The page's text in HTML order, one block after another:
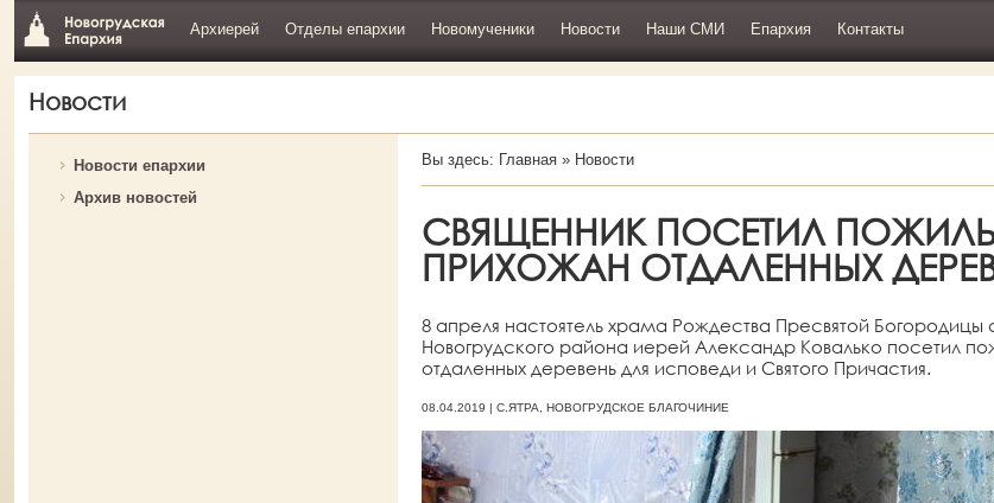
Архиерей Отделы епархии Новомученики Новости Наши СМИ Епархия Контакты
Новости
Новости епархии
Архив новостей
Вы здесь: Главная» Новости
СВЯЩЕННИК ПОСЕТИЛ
ПРИХОЖАН ОТДАЛЕННЫХ
8 апреля настоятель храма Рождества Пресвятой Богородицы
Новогрудского района иерей Александр Ковалько посетил
отдаленных деревень для исповеди и Святого Причастия.
08.04.2019 | С.ЯТРА, НОВОГРУДСКОЕ БЛАГОЧИНИЕ